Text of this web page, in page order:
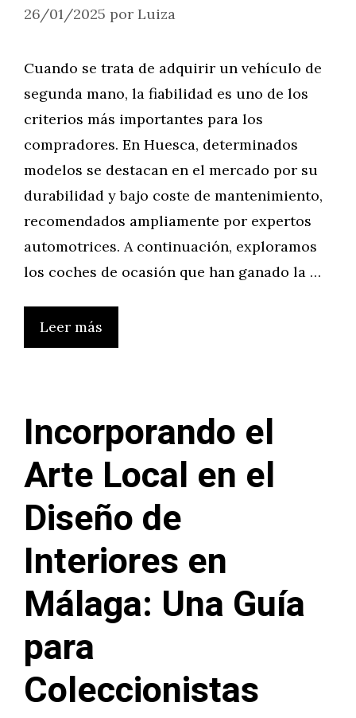
26/01/2025 por Luiza
Cuando se trata de adquirir un vehículo de
segunda mano, la fiabilidad es uno de los
criterios más importantes para los
compradores. En Huesca, determinados
modelos se destacan en el mercado por su
durabilidad y bajo coste de mantenimiento,
recomendados ampliamente por expertos
automotrices. A continuación, exploramos
los coches de ocasión que han ganado la …
Leer más
Incorporando el
Arte Local en el
Diseño de
Interiores en
Málaga: Una Guía
para
Coleccionistas